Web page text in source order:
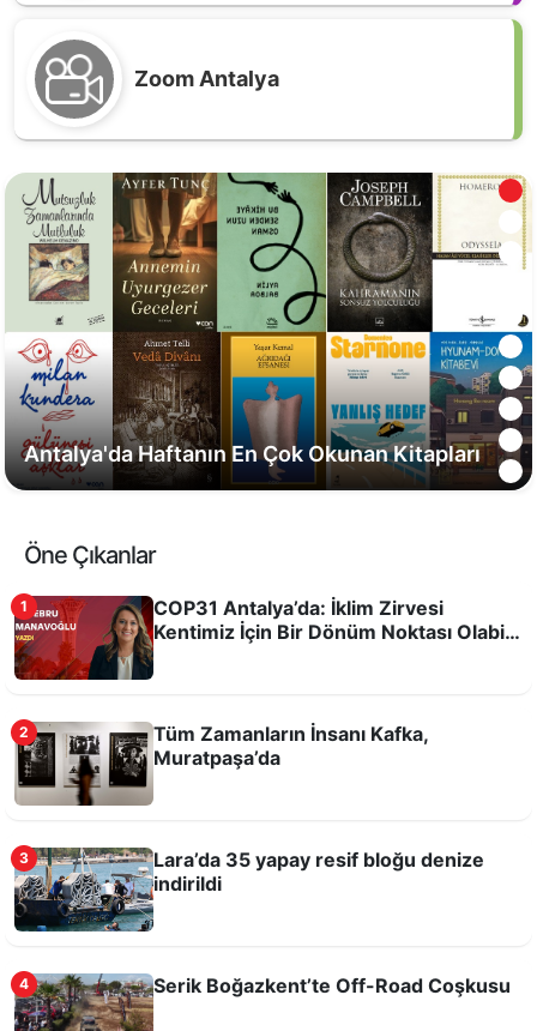
Zoom Antalya
Antalya'da Haftanın En Çok Okunan Kitapları
Muratpaşa’da akıllı sulama 5,6 milyar litre suyu
korudu
Odysseus'un filmi kitabına ilgiyi artırdı
Öne Çıkanlar
1
COP31 Antalya’da: İklim Zirvesi
Kentimiz İçin Bir Dönüm Noktası Olabilir
2
Tüm Zamanların İnsanı Kafka,
Muratpaşa’da
3
Lara’da 35 yapay resif bloğu denize
indirildi
4 Serik Boğazkent’te Off-Road Coşkusu